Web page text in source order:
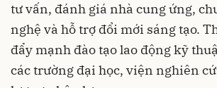
tư vấn, đánh giá nhà cung ứng,
nghệ và hỗ trợ đổi mới sáng tạo.
đẩy mạnh đào tạo lao động kỹ
các trường đại học, viện nghiên